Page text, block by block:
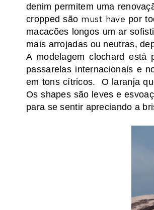
denim permitem uma
cropped são must have por
macacões longos um ar
mais arrojadas ou neutras,
A modelagem clochard
passarelas internacionais e
em tons cítricos. O laranja
Os shapes são leves e
para se sentir apreciando a